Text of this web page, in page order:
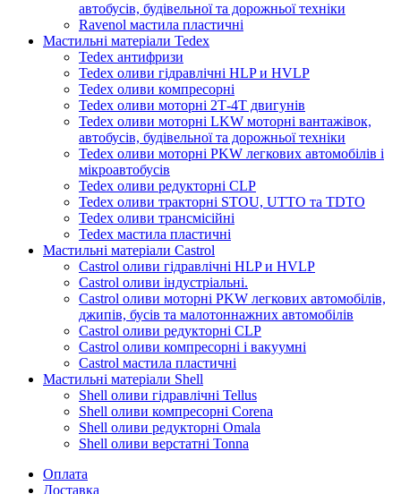
автобусів, будівельної та дорожньої техніки
Ravenol мастила пластичні
Мастильні матеріали Tedex
Tedex антифризи
Tedex оливи гідравлічні HLP и HVLP
Tedex оливи компресорні
Tedex оливи моторні 2Т-4Т двигунів
Tedex оливи моторні LKW моторні вантажівок,
автобусів, будівельної та дорожньої техніки
Tedex оливи моторні PKW легкових автомобілів і
мікроавтобусів
Tedex оливи редукторні CLP
Tedex оливи тракторні STOU, UTTO та TDTO
Tedex оливи трансмісійні
Tedex мастила пластичні
Мастильні матеріали Castrol
Castrol оливи гідравлічні HLP и HVLP
Castrol оливи індустріальні.
Castrol оливи моторні PKW легкових автомобілів,
джипів, бусів та малотоннажних автомобілів
Castrol оливи редукторні CLP
Castrol оливи компресорні і вакуумні
Castrol мастила пластичні
Мастильні матеріали Shell
Shell оливи гідравлічні Tellus
Shell оливи компресорні Corena
Shell оливи редукторні Omala
Shell оливи верстатні Tonna
Оплата
Доставка